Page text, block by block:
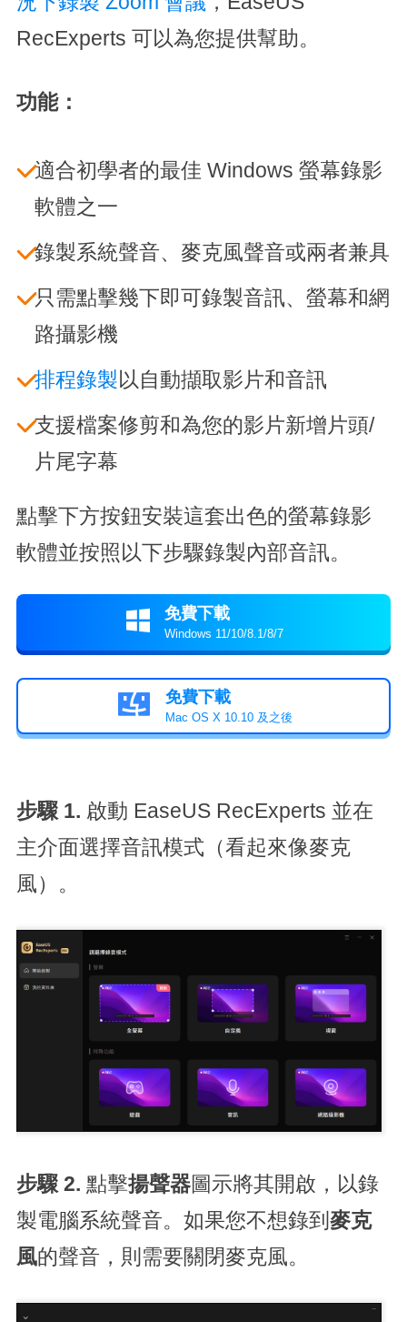
RecExperts 可以為您提供幫助。
功能：
適合初學者的最佳 Windows 螢幕錄影
軟體之一
錄製系統聲音、麥克風聲音或兩者兼具
只需點擊幾下即可錄製音訊、螢幕和網
路攝影機
排程錄製 以自動擷取影片和音訊
支援檔案修剪和為您的影片新增片頭/
片尾字幕
點擊下方按鈕安裝這套出色的螢幕錄影
軟體並按照以下步驟錄製內部音訊。
 免費下載
Windows 11/10/8.1/8/7
 免費下載
Mac OS X 10.10 及之後
步驟 1. 啟動 EaseUS RecExperts 並在
主介面選擇音訊模式（看起來像麥克
風）。
步驟 2. 點擊揚聲器圖示將其開啟，以錄
製電腦系統聲音。如果您不想錄到 麥克
風的聲音，則需要關閉麥克風。